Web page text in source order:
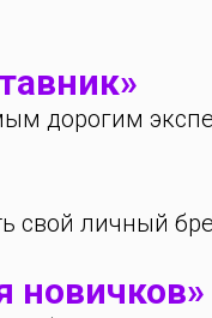
дорогим
свой личный
новичков»